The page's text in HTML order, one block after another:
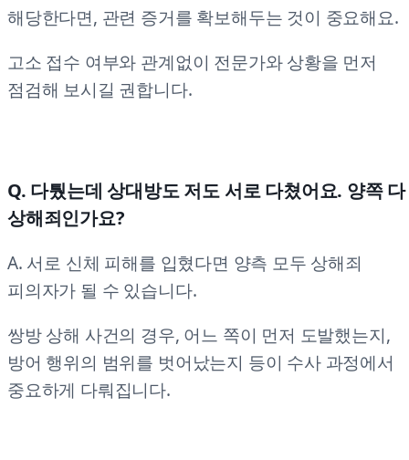
해당한다면, 관련 증거를 확보해두는 것이 중요해요.
고소 접수 여부와 관계없이 전문가와 상황을 먼저
점검해 보시길 권합니다.
Q. 다퉜는데 상대방도 저도 서로 다쳤어요. 양쪽 다
상해죄인가요?
A. 서로 신체 피해를 입혔다면 양측 모두 상해죄
피의자가 될 수 있습니다.
쌍방 상해 사건의 경우, 어느 쪽이 먼저 도발했는지,
방어 행위의 범위를 벗어났는지 등이 수사 과정에서
중요하게 다뤄집니다.